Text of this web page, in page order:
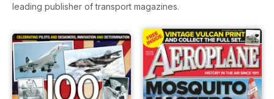
leading publisher of transport magazines.